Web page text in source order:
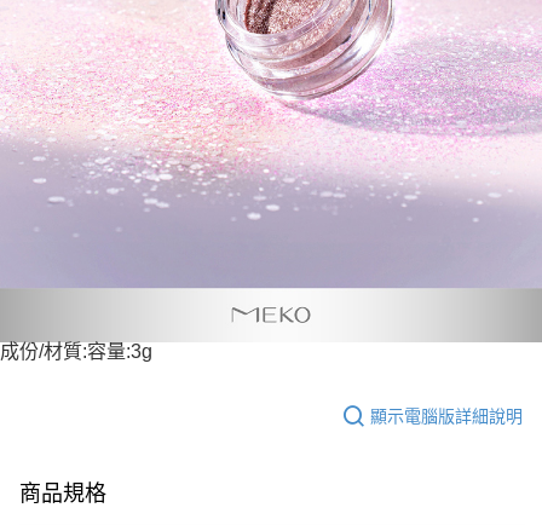
成份/材質:容量:3g
顯示電腦版詳細說明
商品規格